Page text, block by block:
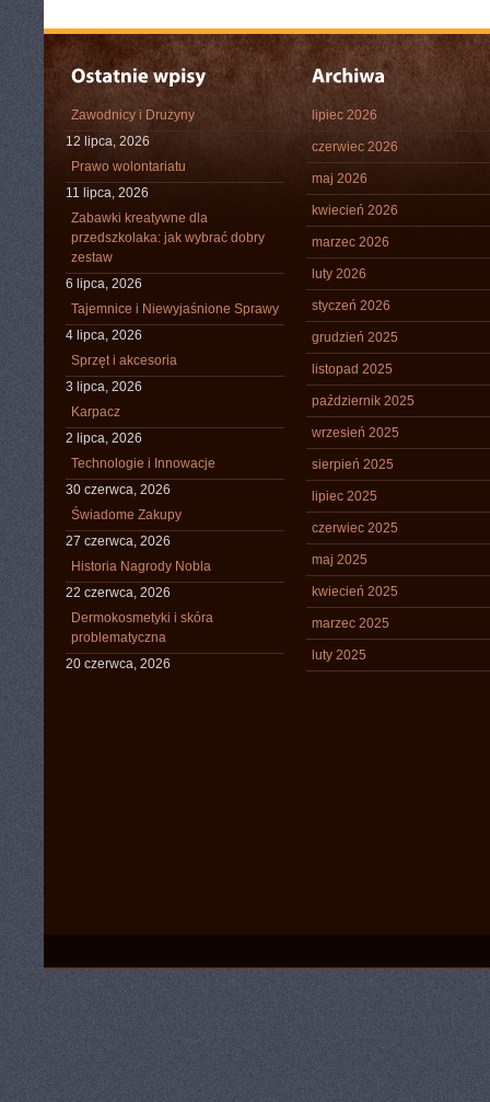
Zawodnicy i Drużyny
12 lipca, 2026
Prawo wolontariatu
11 lipca, 2026
Zabawki kreatywne dla
przedszkolaka: jak wybrać dobry
zestaw
6 lipca, 2026
Tajemnice i Niewyjaśnione Sprawy
4 lipca, 2026
Sprzęt i akcesoria
3 lipca, 2026
Karpacz
2 lipca, 2026
Technologie i Innowacje
30 czerwca, 2026
Świadome Zakupy
27 czerwca, 2026
Historia Nagrody Nobla
22 czerwca, 2026
Dermokosmetyki i skóra
problematyczna
20 czerwca, 2026
lipiec 2026
czerwiec 2026
maj 2026
kwiecień 2026
marzec 2026
luty 2026
styczeń 2026
grudzień 2025
listopad 2025
październik 2025
wrzesień 2025
sierpień 2025
lipiec 2025
czerwiec 2025
maj 2025
kwiecień 2025
marzec 2025
luty 2025